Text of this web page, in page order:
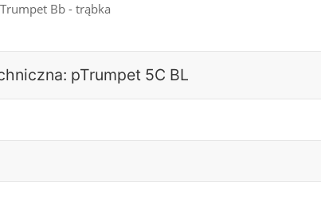
Bb - trąbka
pTrumpet 5C BL